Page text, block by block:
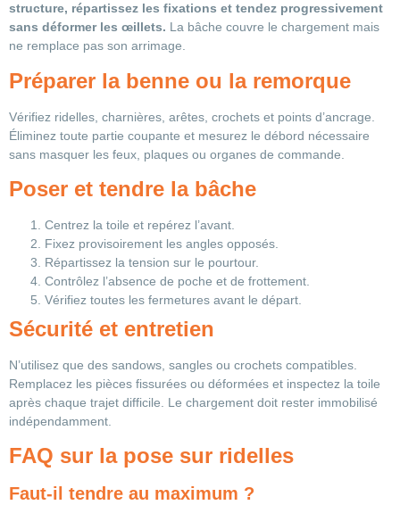
structure, répartissez les fixations et tendez progressivement
sans déformer les œillets. La bâche couvre le chargement mais
ne remplace pas son arrimage.
Préparer la benne ou la remorque
Vérifiez ridelles, charnières, arêtes, crochets et points d’ancrage.
Éliminez toute partie coupante et mesurez le débord nécessaire
sans masquer les feux, plaques ou organes de commande.
Poser et tendre la bâche
Centrez la toile et repérez l’avant.
Fixez provisoirement les angles opposés.
Répartissez la tension sur le pourtour.
Contrôlez l’absence de poche et de frottement.
Vérifiez toutes les fermetures avant le départ.
Sécurité et entretien
N’utilisez que des sandows, sangles ou crochets compatibles.
Remplacez les pièces fissurées ou déformées et inspectez la toile
après chaque trajet difficile. Le chargement doit rester immobilisé
indépendamment.
FAQ sur la pose sur ridelles
Faut-il tendre au maximum ?